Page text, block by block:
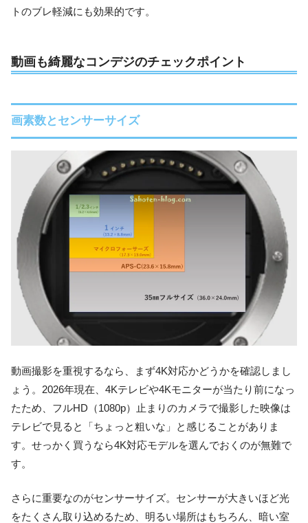
トのブレ軽減にも効果的です。
動画も綺麗なコンデジのチェックポイント
画素数とセンサーサイズ
動画撮影を重視するなら、まず4K対応かどうかを確認しまし
ょう。2026年現在、4Kテレビや4Kモニターが当たり前になっ
たため、フルHD（1080p）止まりのカメラで撮影した映像は
テレビで見ると「ちょっと粗いな」と感じることがありま
す。せっかく買うなら4K対応モデルを選んでおくのが無難で
す。
さらに重要なのがセンサーサイズ。センサーが大きいほど光
をたくさん取り込めるため、明るい場所はもちろん、暗い室